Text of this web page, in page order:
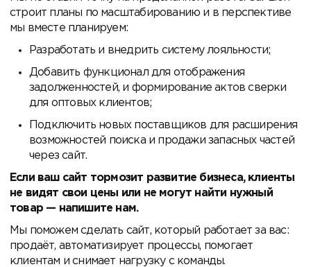
строит планы по масштабированию и в перспективе
мы вместе планируем:
Разработать и внедрить систему лояльности;
Добавить функционал для отображения
задолженностей, и формирование актов сверки
для оптовых клиентов;
Подключить новых поставщиков для расширения
возможностей поиска и продажи запасных частей
через сайт.
Если ваш сайт тормозит развитие бизнеса, клиенты
не видят свои цены или не могут найти нужный
товар — напишите нам.
Мы поможем сделать сайт, который работает за вас:
продаёт, автоматизирует процессы, помогает
клиентам и снимает нагрузку с команды.